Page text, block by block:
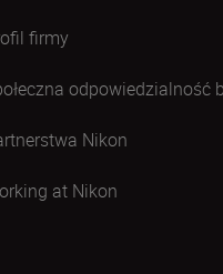
firmy
odpowiedzialność
Nikon
at Nikon